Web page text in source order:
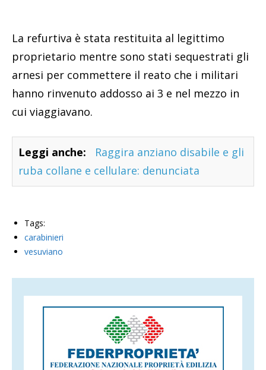
La refurtiva è stata restituita al legittimo
proprietario mentre sono stati sequestrati gli
arnesi per commettere il reato che i militari
hanno rinvenuto addosso ai 3 e nel mezzo in
cui viaggiavano.
Leggi anche:
Raggira anziano disabile e gli
ruba collane e cellulare: denunciata
Tags:
carabinieri
vesuviano